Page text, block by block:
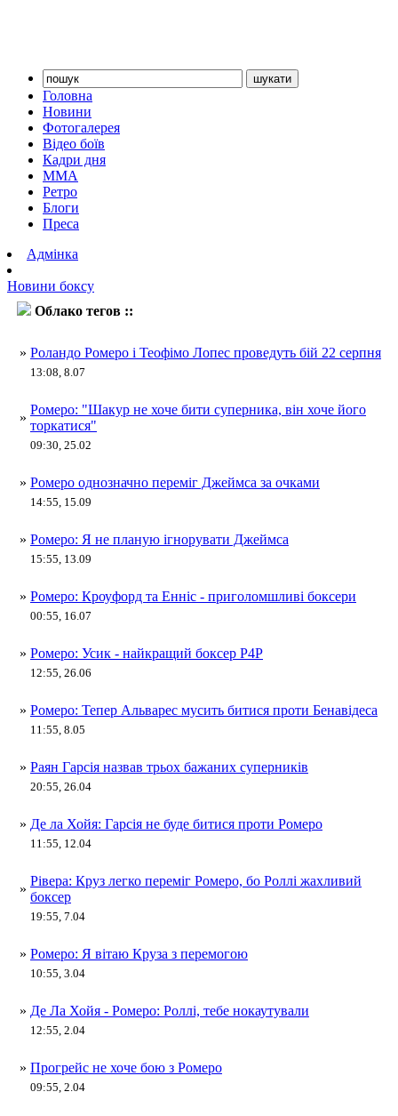
Головна
Новини
Фотогалерея
Відео боїв
Кадри дня
ММА
Ретро
Блоги
Преса
Адмінка
Новини боксу
Облако тегов ::
» Роландо Ромеро і Теофімо Лопес проведуть бій 22 серпня
13:08, 8.07
»
Ромеро: "Шакур не хоче бити суперника, він хоче його
торкатися"
09:30, 25.02
» Ромеро однозначно переміг Джеймса за очками
14:55, 15.09
» Ромеро: Я не планую ігнорувати Джеймса
15:55, 13.09
» Ромеро: Кроуфорд та Енніс - приголомшливі боксери
00:55, 16.07
» Ромеро: Усик - найкращий боксер P4P
12:55, 26.06
» Ромеро: Тепер Альварес мусить битися проти Бенавідеса
11:55, 8.05
» Раян Гарсія назвав трьох бажаних суперників
20:55, 26.04
» Де ла Хойя: Гарсія не буде битися проти Ромеро
11:55, 12.04
»
Рівера: Круз легко переміг Ромеро, бо Роллі жахливий
боксер
19:55, 7.04
» Ромеро: Я вітаю Круза з перемогою
10:55, 3.04
» Де Ла Хойя - Ромеро: Роллі, тебе нокаутували
12:55, 2.04
» Прогрейс не хоче бою з Ромеро
09:55, 2.04